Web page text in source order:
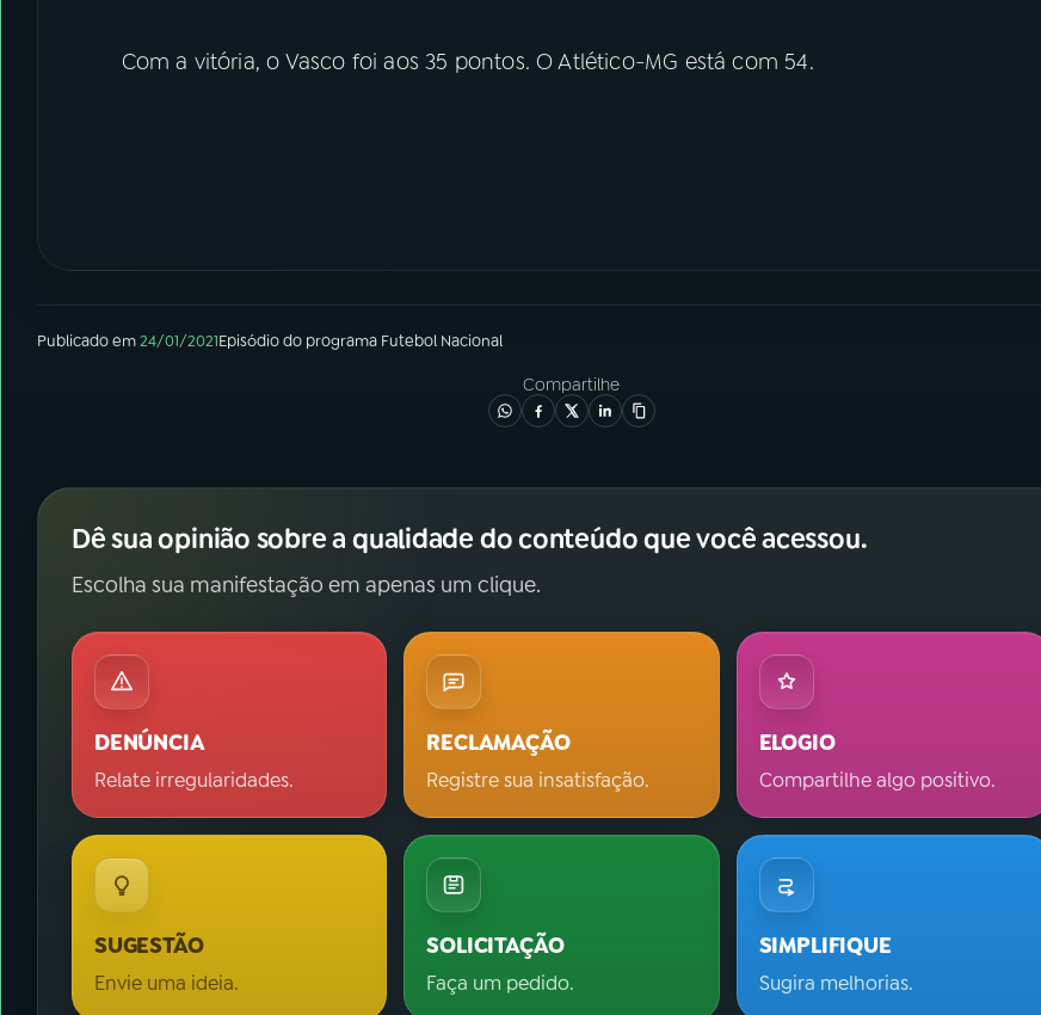
Com a vitória, o Vasco foi aos 35 pontos. O Atlético-MG está com 54.
Publicado em24/01/2021Episódiodo programa Futebol Nacional
Compartilhe
Dê sua opinião sobre a qualidade do conteúdo que você acessou.
Escolha sua manifestação em apenas um clique.
DENÚNCIA
Relate irregularidades.
RECLAMAÇÃO
Registre sua insatisfação.
ELOGIO
Compartilhe algo positivo.
SUGESTÃO
Envie uma ideia.
SOLICITAÇÃO
Faça um pedido.
SIMPLIFIQUE
Sugira melhorias.